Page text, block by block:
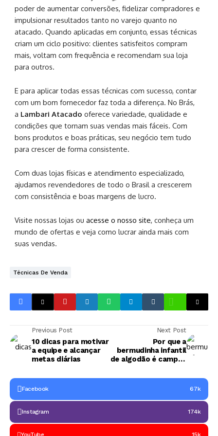
poder de aumentar conversões, fidelizar compradores e
impulsionar resultados tanto no varejo quanto no
atacado. Quando aplicadas em conjunto, essas técnicas
criam um ciclo positivo: clientes satisfeitos compram
mais, voltam com frequência e recomendam sua loja
para outros.
E para aplicar todas essas técnicas com sucesso, contar
com um bom fornecedor faz toda a diferença. No Brás,
a Lambari Atacado oferece variedade, qualidade e
condições que tornam suas vendas mais fáceis. Com
bons produtos e boas práticas, seu negócio tem tudo
para crescer de forma consistente.
Com duas lojas físicas e atendimento especializado,
ajudamos revendedores de todo o Brasil a crescerem
com consistência e boas margens de lucro.
Visite nossas lojas ou acesse o nosso site, conheça um
mundo de ofertas e veja como lucrar ainda mais com
suas vendas.
Técnicas De Venda
Previous Post
10 dicas para motivar
a equipe e alcançar
metas diárias
Next Post
Por que a
bermudinha infantil
de algodão é campeã
Facebook 67k
Instagram 174k
YouTube 15k